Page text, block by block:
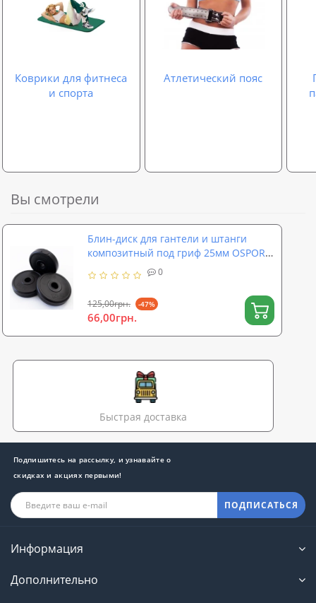
Коврики для фитнеса
и спорта
Атлетический пояс
Вы смотрели
Блин-диск для гантели и штанги
композитный под гриф 25мм OSPORT
Lite 1.25 кг (OF-0140)
0
125,00грн. -47%
66,00грн.
Быстрая доставка
Подпишитесь на рассылку, и узнавайте о
скидках и акциях первыми!
ПОДПИСАТЬСЯ
Информация
Дополнительно